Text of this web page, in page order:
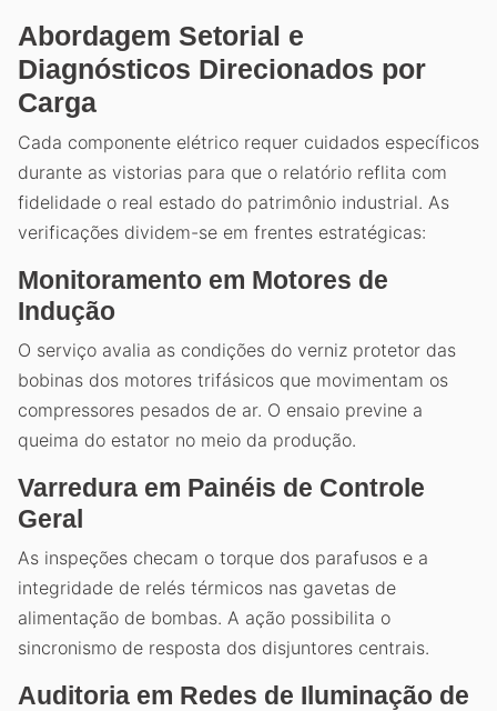
Abordagem Setorial e
Diagnósticos Direcionados por
Carga
Cada componente elétrico requer cuidados específicos
durante as vistorias para que o relatório reflita com
fidelidade o real estado do patrimônio industrial. As
verificações dividem-se em frentes estratégicas:
Monitoramento em Motores de
Indução
O serviço avalia as condições do verniz protetor das
bobinas dos motores trifásicos que movimentam os
compressores pesados de ar. O ensaio previne a
queima do estator no meio da produção.
Varredura em Painéis de Controle
Geral
As inspeções checam o torque dos parafusos e a
integridade de relés térmicos nas gavetas de
alimentação de bombas. A ação possibilita o
sincronismo de resposta dos disjuntores centrais.
Auditoria em Redes de Iluminação de